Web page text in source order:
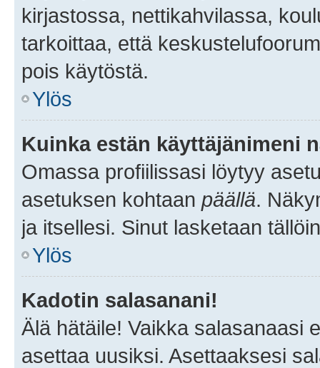
kirjastossa, nettikahvilassa,
tarkoittaa, että
pois käytöstä.
Ylös
Kuinka estän käyttäjänimeni
Omassa profiilissasi löytyy
asetuksen kohtaan päällä.
ja itsellesi. Sinut lasketaan
Ylös
Kadotin salasanani!
Älä hätäile! Vaikka salasanaasi
asettaa uusiksi. Asettaaksesi